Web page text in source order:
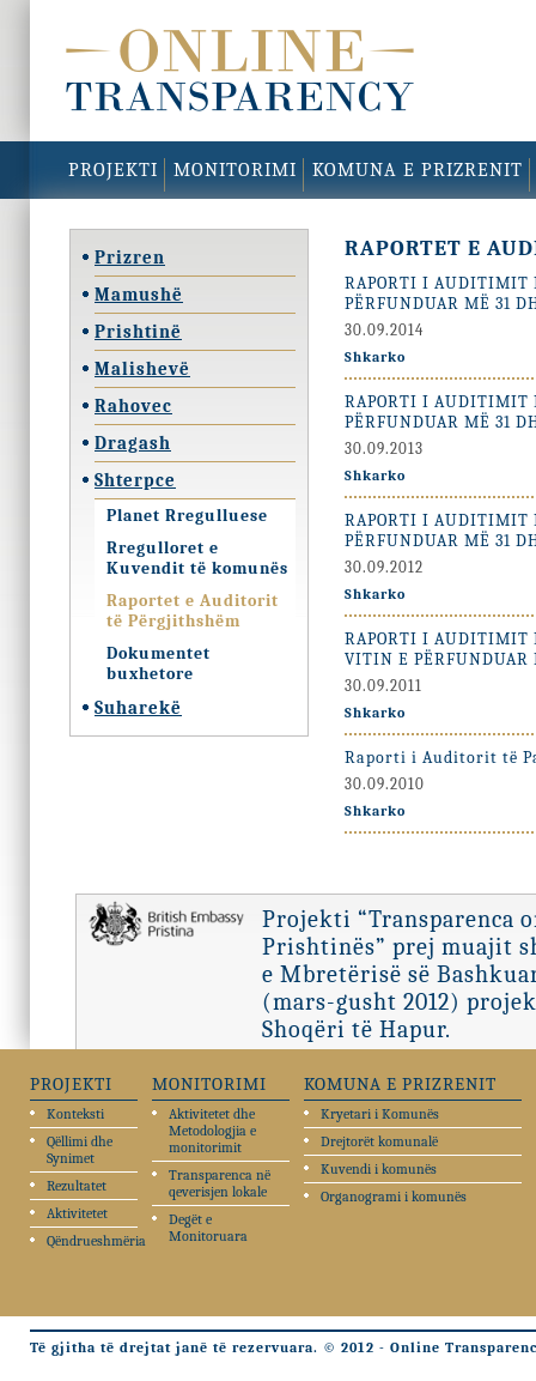
PROJEKTI MONITORIMI KOMUNA E PRIZRENIT
Prizren
Mamushë
Prishtinë
Malishevë
Rahovec
Dragash
Shterpce
Planet Rregulluese
Rregulloret e
Kuvendit të komunës
Raportet e Auditorit
të Përgjithshëm
Dokumentet
buxhetore
Suharekë
RAPORTET E
RAPORTI I AUDITIMIT
PËRFUNDUAR MË 31
30.09.2014
Shkarko
RAPORTI I AUDITIMIT
PËRFUNDUAR MË 31
30.09.2013
Shkarko
RAPORTI I AUDITIMIT
PËRFUNDUAR MË 31
30.09.2012
Shkarko
RAPORTI I AUDITIMIT
VITIN E PËRFUNDUAR
30.09.2011
Shkarko
Raporti i Auditorit të
30.09.2010
Shkarko
Projekti “Transparenca
Prishtinës” prej muajit
e Mbretërisë së
(mars-gusht 2012)
Shoqëri të Hapur.
PROJEKTI
Konteksti
Qëllimi dhe
Synimet
Rezultatet
Aktivitetet
Qëndrueshmëria
MONITORIMI
Aktivitetet dhe
Metodologjia e
monitorimit
Transparenca në
qeverisjen lokale
Degët e
Monitoruara
KOMUNA E PRIZRENIT
Kryetari i Komunës
Drejtorët komunalë
Kuvendi i komunës
Organogrami i komunës
Të gjitha të drejtat janë të rezervuara. © 2012 - Online